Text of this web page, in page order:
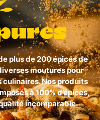
plus de 200 épices de
moutures pour
Nos produits
à 100% d’épices,
incomparable.